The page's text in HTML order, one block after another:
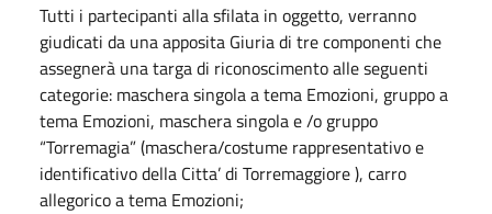
Tutti i partecipanti alla sfilata in oggetto, verranno
giudicati da una apposita Giuria di tre componenti che
assegnerà una targa di riconoscimento alle seguenti
categorie: maschera singola a tema Emozioni, gruppo a
tema Emozioni, maschera singola e /o gruppo
“Torremagia” (maschera/costume rappresentativo e
identificativo della Citta’ di Torremaggiore ), carro
allegorico a tema Emozioni;